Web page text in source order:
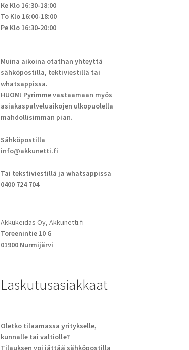
Ke Klo 16:30-18:00
To Klo 16:00-18:00
Pe Klo 16:30-20:00
Muina aikoina otathan yhteyttä
sähköpostilla, tektiviestillä tai
whatsappissa.
HUOM! Pyrimme vastaamaan myös
asiakaspalveluaikojen ulkopuolella
mahdollisimman pian.
Sähköpostilla
info@akkunetti.fi
Tai tekstiviestillä ja whatsappissa
0400 724 704
Akkukeidas Oy, Akkunetti.fi
Toreenintie 10 G
01900 Nurmijärvi
Laskutusasiakkaat
Oletko tilaamassa yritykselle,
kunnalle tai valtiolle?
Tilauksen voi jättää sähköpostilla